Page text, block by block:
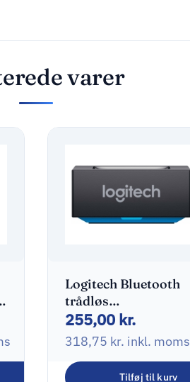
varer
Logitech Bluetooth
trådløs
audiomodtager Sort
255,00 kr.
318,75 kr. inkl. moms
Tilføj til kurv